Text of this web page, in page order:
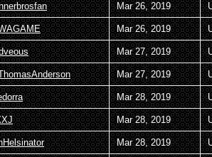
Mar 26, 2019
Mar 26, 2019
Mar 27, 2019
Mar 27, 2019
Mar 28, 2019
Mar 28, 2019
Mar 28, 2019